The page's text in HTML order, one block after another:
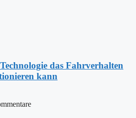
das Fahrverhalten
kann